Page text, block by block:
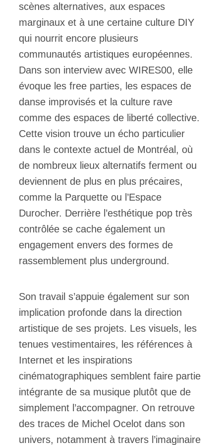
scènes alternatives, aux espaces
marginaux et à une certaine culture DIY
qui nourrit encore plusieurs
communautés artistiques européennes.
Dans son interview avec WIRES00, elle
évoque les free parties, les espaces de
danse improvisés et la culture rave
comme des espaces de liberté collective.
Cette vision trouve un écho particulier
dans le contexte actuel de Montréal, où
de nombreux lieux alternatifs ferment ou
deviennent de plus en plus précaires,
comme la Parquette ou l’Espace
Durocher. Derrière l’esthétique pop très
contrôlée se cache également un
engagement envers des formes de
rassemblement plus underground.
Son travail s’appuie également sur son
implication profonde dans la direction
artistique de ses projets. Les visuels, les
tenues vestimentaires, les références à
Internet et les inspirations
cinématographiques semblent faire partie
intégrante de sa musique plutôt que de
simplement l’accompagner. On retrouve
des traces de Michel Ocelot dans son
univers, notamment à travers l’imaginaire